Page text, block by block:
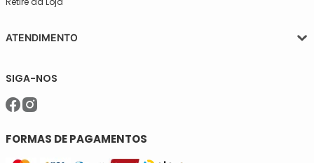
INSTITUCIONAL
Central de atendimento
Política de Privacidade
Política de troca e devolução
Política de Pagamento